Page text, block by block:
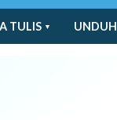
TULIS UNDUH